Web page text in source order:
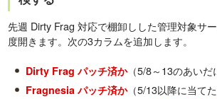
先週 Dirty Frag 対応で棚卸しした管理対象サ
度開きます。次の3カラムを追加します。
Dirty Frag パッチ済か（5/8～13のあいだ
Fragnesia パッチ済か（5/13以降に当てた